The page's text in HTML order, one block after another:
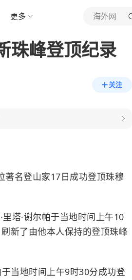
更多 海外网
珠峰登顶纪录
关注
著名登山家17日成功登顶珠穆
塔·谢尔帕于当地时间上午10
新了由他本人保持的登顶珠峰
当地时间上午9时30分成功登